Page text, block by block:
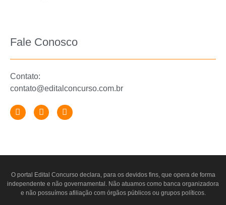
Fale Conosco
Contato:
contato@editalconcurso.com.br
O portal Edital Concurso declara, para os devidos fins, que opera de forma
independente e não governamental. Não atuamos como banca organizadora
e não possuímos afiliação com órgãos públicos ou grupos políticos.